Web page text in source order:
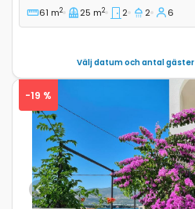
61 m2 25 m2 2 2 6
Välj datum och antal gäster
Previous
-19 %